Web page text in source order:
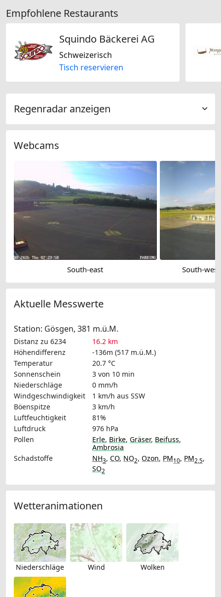
Empfohlene Restaurants
Squindo Bäckerei AG
Schweizerisch
Tisch reservieren
Regenradar anzeigen
Webcams
South-east South-
Aktuelle Messwerte
Station: Gösgen, 381 m.ü.M.
Distanz zu 6234
16.2 km
Höhendifferenz
-136m (517 m.ü.M.)
Temperatur
20.7 °C
Sonnenschein
3 von 10 min
Niederschläge
0 mm/h
Windgeschwindigkeit
1 km/h aus SSW
Böenspitze
3 km/h
Luftfeuchtigkeit
81%
Luftdruck
976 hPa
Pollen
Erle, Birke, Gräser, Beifuss,
Ambrosia
Schadstoffe
NH3, CO, NO2, Ozon, PM10, PM2.5,
SO2
Wetteranimationen
Niederschläge Wind Wolken